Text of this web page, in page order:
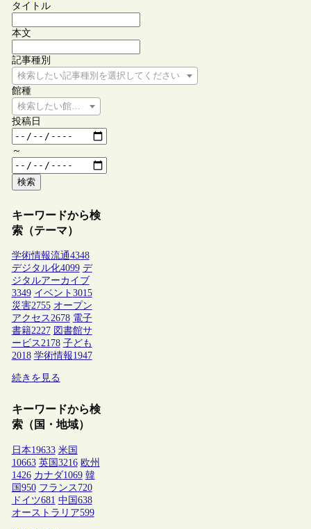
タイトル
本文
記事種別
検索したい記事種別を選択してください
館種
検索したい館種を選択してください
投稿日
～
検索
キーワードから検
索（テーマ）
学術情報流通4348
デジタル化4099 デ
ジタルアーカイブ
3349 イベント 3015
災害2755 オープン
アクセス2678 電子
書籍2227 図書館サ
ービス2178 子ども
2018 学術情報1947
続きを見る
キーワードから検
索（国・地域）
日本19633 米国
10663 英国 3216 欧州
1426 カナダ1069 韓
国 950 フランス 720
ドイツ681 中国 638
オーストラリア599